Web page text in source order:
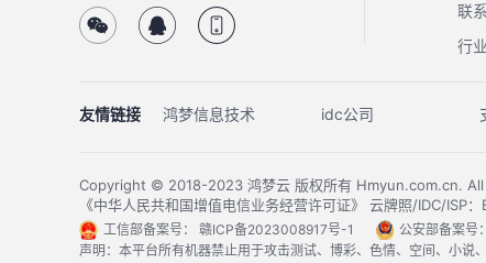
联
行
友情链接 鸿梦信息技术 idc公司
Copyright © 2018-2023 鸿梦云 版权所有 Hmyun.com.cn. All
《中华人民共和国增值电信业务经营许可证》 云牌照/IDC/
工信部备案号：赣ICP备2023008917号-1 公安部备案号：
声明：本平台所有机器禁止用于攻击测试、博彩、色情、空间、小说